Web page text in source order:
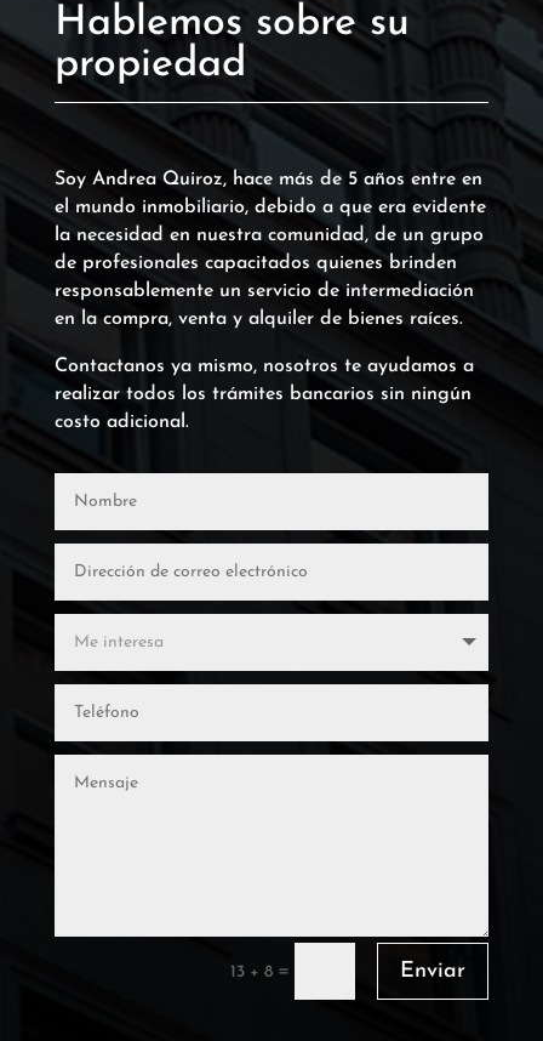
Hablemos sobre su
propiedad
Soy Andrea Quiroz, hace más de 5 años entre en
el mundo inmobiliario, debido a que era evidente
la necesidad en nuestra comunidad, de un grupo
de profesionales capacitados quienes brinden
responsablemente un servicio de intermediación
en la compra, venta y alquiler de bienes raíces.
Contactanos ya mismo, nosotros te ayudamos a
realizar todos los trámites bancarios sin ningún
costo adicional.
13 + 8 = Enviar